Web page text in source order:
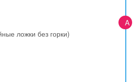
ложки без горки)
A